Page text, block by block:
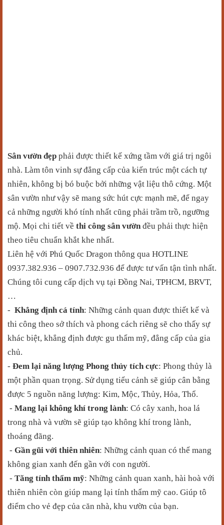
Sân vườnđẹp phải được thiết kế xứng tầm với giá trị ngôi
nhà. Làm tôn vinh sự đẳng cấp của kiến trúc một cách tự
nhiên, không bị bó buộc bởi những vật liệu thô cứng. Một
sân vườn như vậy sẽ mang sức hút cực mạnh mẽ, để ngay
cả những người khó tính nhất cũng phải trầm trồ, ngưỡng
mộ. Mọi chi tiết về thi công sân vườnđều phải thực hiện
theo tiêu chuẩn khắt khe nhất.
Liên hệ với Phú Quốc Dragon thông qua HOTLINE
0937.382.936 – 0907.732.936 để được tư vấn tận tình nhất.
Chúng tôi cung cấp dịch vụ tại Đồng Nai, TPHCM, BRVT,
…
- Khẳng định cá tính: Những cảnh quan được thiết kế và
thi công theo sở thích và phong cách riêng sẽ cho thấy sự
khác biệt, khẳng định được gu thẩm mỹ, đẳng cấp của gia
chủ.
- Đem lại năng lượng Phong thủy tích cực: Phong thủy là
một phần quan trọng. Sử dụng tiểu cảnh sẽ giúp cân bằng
được 5 nguồn năng lượng: Kim, Mộc, Thủy, Hỏa, Thổ.
- Mang lại không khí trong lành: Có cây xanh, hoa lá
trong nhà và vườn sẽ giúp tạo không khí trong lành,
thoáng đãng.
- Gần gũi với thiên nhiên: Những cảnh quan có thể mang
không gian xanh đến gần với con người.
- Tăng tính thẩm mỹ: Những cảnh quan xanh, hài hoà với
thiên nhiên còn giúp mang lại tính thẩm mỹ cao. Giúp tô
điểm cho vẻ đẹp của căn nhà, khu vườn của bạn.